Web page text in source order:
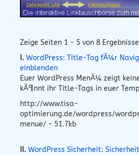
Zeige Seiten 1 - 5 von 8
I. WordPress: Title-Tag fÃ¼r
einblenden
Euer WordPress MenÃ¼ zeigt
kÃ¶nnt ihr Title-Tags in euer
http://www.tisa-
optimierung.de/wordpress/
menue/ - 51.7kb
II. WordPress Sicherheit: